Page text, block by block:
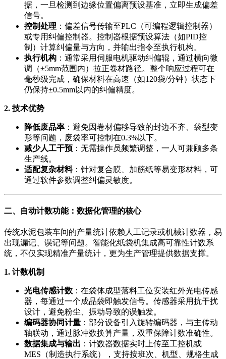
据，一旦检测到边缘位置偏离预设基准，立即生成偏差
信号。
控制处理 ：偏差信号传输至PLC（可编程逻辑控制器）
或专用纠偏控制器。控制器根据预设算法（如PID控
制）计算纠偏量与方向，并输出指令至执行机构。
执行机构 ：通常采用伺服电机驱动纠偏辊，通过横向微
调（±5mm范围内）拉正卷材路径。整个响应过程可在
毫秒级完成，确保材料在高速（如120袋/分钟）状态下
仍保持±0.5mm以内的纠偏精度。
2. 技术优势
降低废品率 ：避免因卷材偏移导致的封边不齐、袋型变
形等问题，废袋率可控制在0.3%以下。
减少人工干预 ：无需操作员频繁调整，一人可兼顾多条
生产线。
适配复杂材料：针对复合膜、加筋纸等易变形材料，可
通过软件参数调整纠偏灵敏度。
二、自动计数功能：数据化管理的核心
传统水泥包装车间的产量统计依赖人工记录或机械计数器，易
出现漏记、误记等问题。智能化纸袋机集成高可靠性计数系
统，不仅实现精准产量统计，更为生产管理提供数据支撑。
1. 计数机制
光电传感计数 ：在袋体成型落料工位安装红外光电传感
器，每通过一个成品袋即触发信号。传感器采用抗干扰
设计，避免粉尘、振动导致的误触发。
编码器协同计量 ：部分设备引入旋转编码器，与主传动
轴联动，通过脉冲数换算产量，双重保障计数准确性。
数据集成与输出 ：计数器数据实时上传至工控机或
MES（制造执行系统），支持按班次、机型、规格生成